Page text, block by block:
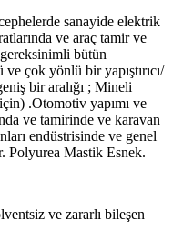
sanayide elektrik
ve araç tamir ve
gereksinimli bütün
çok yönlü bir yapıştırıcı/
bir aralığı ; Mineli
.Otomotiv yapımı ve
ve tamirinde ve karavan
endüstrisinde ve genel
Polyurea Mastik Esnek.
ve zararlı bileşen